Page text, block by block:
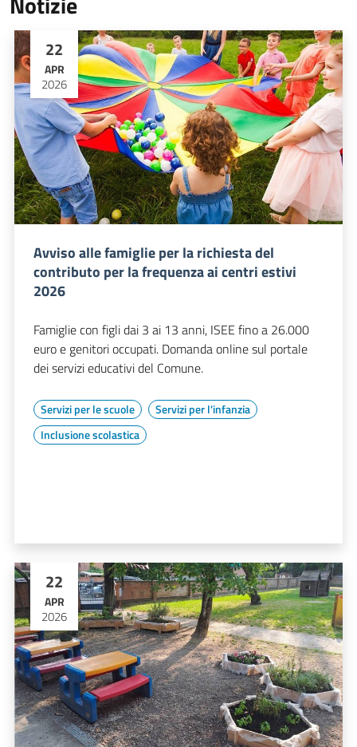
22
APR
2026
Avviso alle famiglie per la richiesta del
contributo per la frequenza ai centri estivi
2026
Famiglie con figli dai 3 ai 13 anni, ISEE fino a 26.000
euro e genitori occupati. Domanda online sul portale
dei servizi educativi del Comune.
Servizi per le scuole
Servizi per l'infanzia
Inclusione scolastica
22
APR
2026